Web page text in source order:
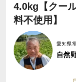
4.0kg【クー
料不使用】
愛知県
自然